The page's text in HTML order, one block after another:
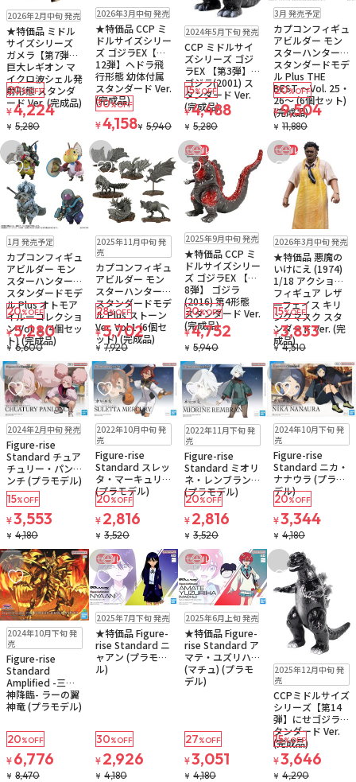
販売中残り1個
2026年2月中旬 発売
★特価品 ミドル
サイズシリーズ
ガメラ【第7弾】
巨大レギオン マ
イクロ波シェル発
射形態 スタンダ
ード Ver. (完成品)
20%OFF
¥4,224
¥ 5,280
販売中残り2個
2026年3月中旬 発売
★特価品 CCP ミ
ドルサイズシリー
ズ ゴジラEX【第
12弾】ヘドラ飛
行形態 幼体付属
スタンダード Ver.
(完成品)
30%OFF
¥4,158¥ 5,940
販売中残り1個
2024年5月下旬 発売
CCP ミドルサイ
ズシリーズ ゴジ
ラEX 【第3弾】
ゴジラ(2001) ス
タンダード Ver.
(完成品)
15%OFF
¥4,488
¥ 5,280
予約品
3月 発売予定
カプコンフィギュ
アビルダー モン
スターハンター
スタンダードモデ
ル Plus THE
BEST ～Vol. 25・
26～ (6個セット)
(完成品)
20%OFF
¥9,504
¥ 11,880
お気に入りに追加
予約品
1月 発売予定
カプコンフィギュ
アビルダー モン
スターハンター
スタンダードモデ
ル Plus オトモア
イルーコレクショ
ン Vol. 1 (4個セッ
ト) (完成品)
20%OFF
¥5,280
¥ 6,600
お気に入りに追加
販売中残り1個
2025年11月中旬 発
売
カプコンフィギュ
アビルダー モン
スターハンター
スタンダードモデ
ル Plus ストーン
Ver. Vol.1 (6個セ
ット) (完成品)
28%OFF
¥5,702
¥ 7,920
セール
お気に入りに追加
販売中残り1個
2025年9月中旬 発売
★特価品 CCP ミ
ドルサイズシリー
ズ ゴジラEX 【第
8弾】 ゴジラ
(2016) 第4形態
スタンダード Ver.
(完成品)
20%OFF
¥4,752
¥ 5,940
セール
お気に入りに
販売中残り1個
2026年3月中旬 発売
★特価品 悪魔の
いけにえ (1974)
1/18 アクション
フィギュア レザ
ーフェイス キリ
ングマスク スタ
ンダード Ver. (完
成品)
15%OFF
¥3,833
¥4,510
お気に入りに追加
再入荷販売中
2024年2月中旬 発売
Figure-rise
Standard チュア
チュリー・パンラ
ンチ (プラモデル)
15%OFF
¥3,553
¥ 4,180
お気に入りに追加
再入荷販売中
2022年10月中旬 発
売
Figure-rise
Standard スレッ
タ・マーキュリー
(プラモデル)
20%OFF
¥ 2,816
¥ 3,520
お気に入りに追加
再入荷販売中
2022年11月下旬 発
売
Figure-rise
Standard ミオリ
ネ・レンブラン
(プラモデル)
20%OFF
¥ 2,816
¥ 3,520
お気に入りに
再入荷販売中
2024年10月下旬 発
売
Figure-rise
Standard ニカ・
ナナウラ (プラモ
デル)
20%OFF
¥3,344
¥ 4,180
お気に入りに追加
再入荷販売中
2024年10月下旬 発
売
Figure-rise
Standard
Amplified -三幻
神降臨- ラーの翼
神竜 (プラモデル)
20%OFF
¥ 6,776
¥ 8,470
セール
お気に入りに追加
販売中
2025年7月下旬 発売
★特価品 Figure-
rise Standard ニ
ャアン (プラモデ
ル)
30%OFF
¥ 2,926
¥ 4,180
セール
お気に入りに追加
販売中
2025年6月上旬 発売
★特価品 Figure-
rise Standard ア
マテ・ユズリハ
(マチュ) (プラモ
デル)
27%OFF
¥3,051
¥ 4,180
お気に入りに
お取り寄せ
2025年12月中旬 発
売
CCPミドルサイズ
シリーズ【第14
弾】にせゴジラス
タンダード Ver.
(完成品)
15%OFF
¥3,646
¥ 4,290